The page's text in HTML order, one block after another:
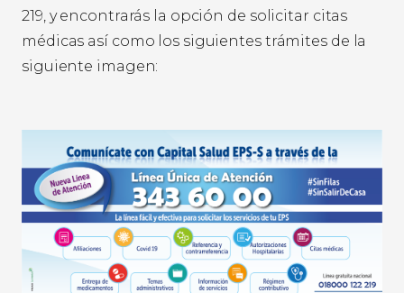
219, y encontrarás la opción de solicitar citas
médicas así como los siguientes trámites de la
siguiente imagen: